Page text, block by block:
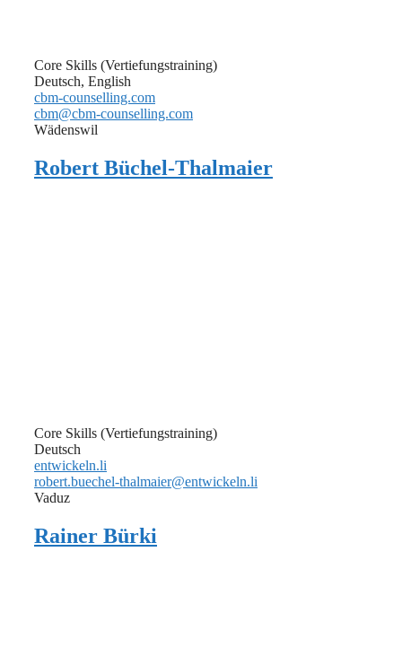
Core Skills (Vertiefungstraining)
Deutsch, English
cbm-counselling.com
cbm@cbm-counselling.com
Wädenswil
Robert Büchel-Thalmaier
Core Skills (Vertiefungstraining)
Deutsch
entwickeln.li
robert.buechel-thalmaier@entwickeln.li
Vaduz
Rainer Bürki